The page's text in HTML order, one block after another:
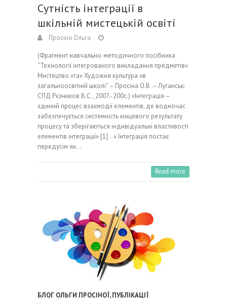
Сутність інтеграції в
шкільній мистецькій освіті
Просіна Ольга
(Фрагмент навчально-методичного посібника
“Технології інтегрованого викладання предметів«
Мистецтво »та« Художня культура »в
загальноосвітній школі” – Просіна О.В .– Луганськ:
СПД Рєзников В.С., 2007.- 200с.) «Інтеграція –
єдиний процес взаємодії елементів, де водночас
забезпечується системність кінцевого результату
процесу та зберігаються індивідуальні властивості
елементів інтеграції» [1] . « Інтеграція постає
передусім як…
Read more
БЛОГ ОЛЬГИ ПРОСІНОЇ,ПУБЛІКАЦІЇ